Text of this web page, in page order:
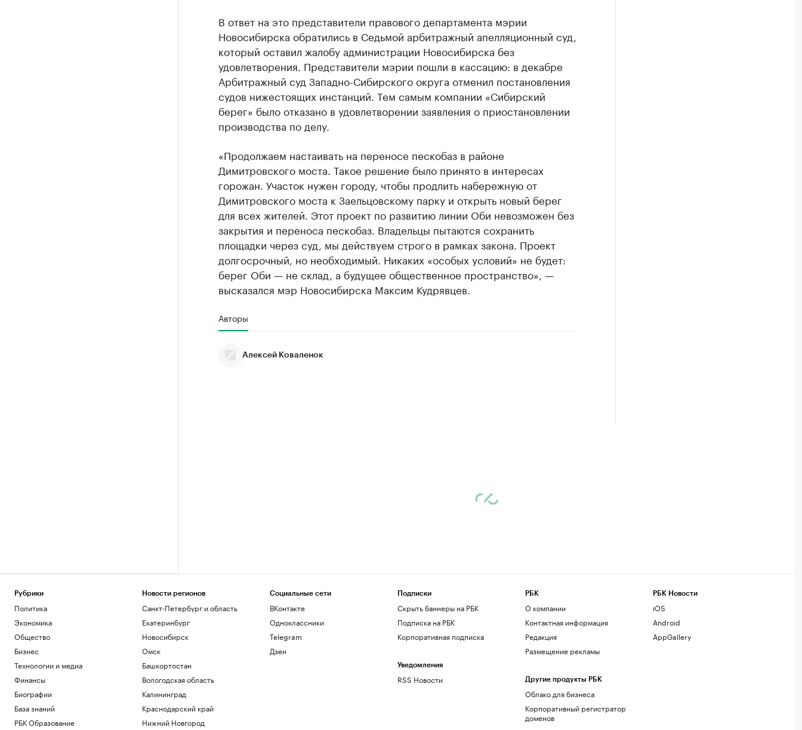
В ответ на это представители правового департамента мэрии
Новосибирска обратились в Седьмой арбитражный апелляционный суд,
который оставил жалобу администрации Новосибирска без
удовлетворения. Представители мэрии пошли в кассацию: в декабре
Арбитражный суд Западно-Сибирского округа отменил постановления
судов нижестоящих инстанций. Тем самым компании «Сибирский
берег» было отказано в удовлетворении заявления о приостановлении
производства по делу.
«Продолжаем настаивать на переносе пескобаз в районе
Димитровского моста. Такое решение было принято в интересах
горожан. Участок нужен городу, чтобы продлить набережную от
Димитровского моста к Заельцовскому парку и открыть новый берег
для всех жителей. Этот проект по развитию линии Оби невозможен без
закрытия и переноса пескобаз. Владельцы пытаются сохранить
площадки через суд, мы действуем строго в рамках закона. Проект
долгосрочный, но необходимый. Никаких «особых условий» не будет:
берег Оби — не склад, а будущее общественное пространство», —
высказался мэр Новосибирска Максим Кудрявцев.
Авторы
Алексей Коваленок
Рубрики
Политика
Экономика
Общество
Бизнес
Технологии и медиа
Финансы
Биографии
База знаний
РБК Образование
Новости регионов
Санкт-Петербург и область
Екатеринбург
Новосибирск
Омск
Башкортостан
Вологодская область
Калининград
Краснодарский край
Нижний Новгород
Социальные сети
ВКонтакте
Одноклассники
Telegram
Дзен
Подписки
Скрыть баннеры на РБК
Подписка на РБК
Корпоративная подписка
Уведомления
RSS Новости
РБК
О компании
Контактная информация
Редакция
Размещение рекламы
Другие продукты РБК
Облако для бизнеса
Корпоративный регистратор
доменов
РБК Новости
iOS
Android
AppGallery